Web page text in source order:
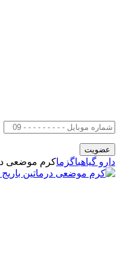
دارو گیاهیاگزماکرم موضعی